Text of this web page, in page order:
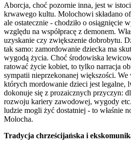
Aborcja, choć pozornie inna, jest w
krwawego kultu. Molochowi składano
ale ostatecznie - chodziło o osiągnięcie
względu na współpracę z demonem.
uzyskanie czy zwiększenie dobrobytu.
tak samo: zamordowanie dziecka ma
wygodą życia. Choć środowiska
ratować życie kobiet, to tylko narracja
sympatii nieprzekonanej większości.
których mordowanie dzieci jest legalne,
dokonuje się z prozaicznych przyczyn:
rozwoju kariery zawodowej, wygody
ludzie mogli żyć dostatniej - to właśnie
Molocha.
Tradycja chrześcijańska i